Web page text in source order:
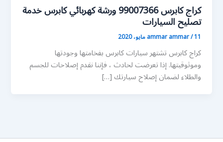
كراج كابرس 99007366 ورشة كهربائي كابرس خدمة
تصليح السيارات
ammar ammar/11 مايو، 2020
كراج كابرس تشتهر سيارات كابرس بفخامتها وجودتها
وموثوقيتها. إذا تعرضت لحادث ، فإننا نقدم إصلاحات للجسم
والطلاء لضمان إصلاح سيارتك […]